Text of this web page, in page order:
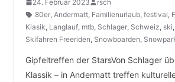
24. Februar 2023
rsch
80er, Andermatt, Familienurlaub, festival,
Klasik, Langlauf, mtb, Schlager, Schweiz, ski,
Skifahren Freeriden, Snowboarden,
Gipfeltreffen der StarsVon Schlager
Klassik – in Andermatt treffen